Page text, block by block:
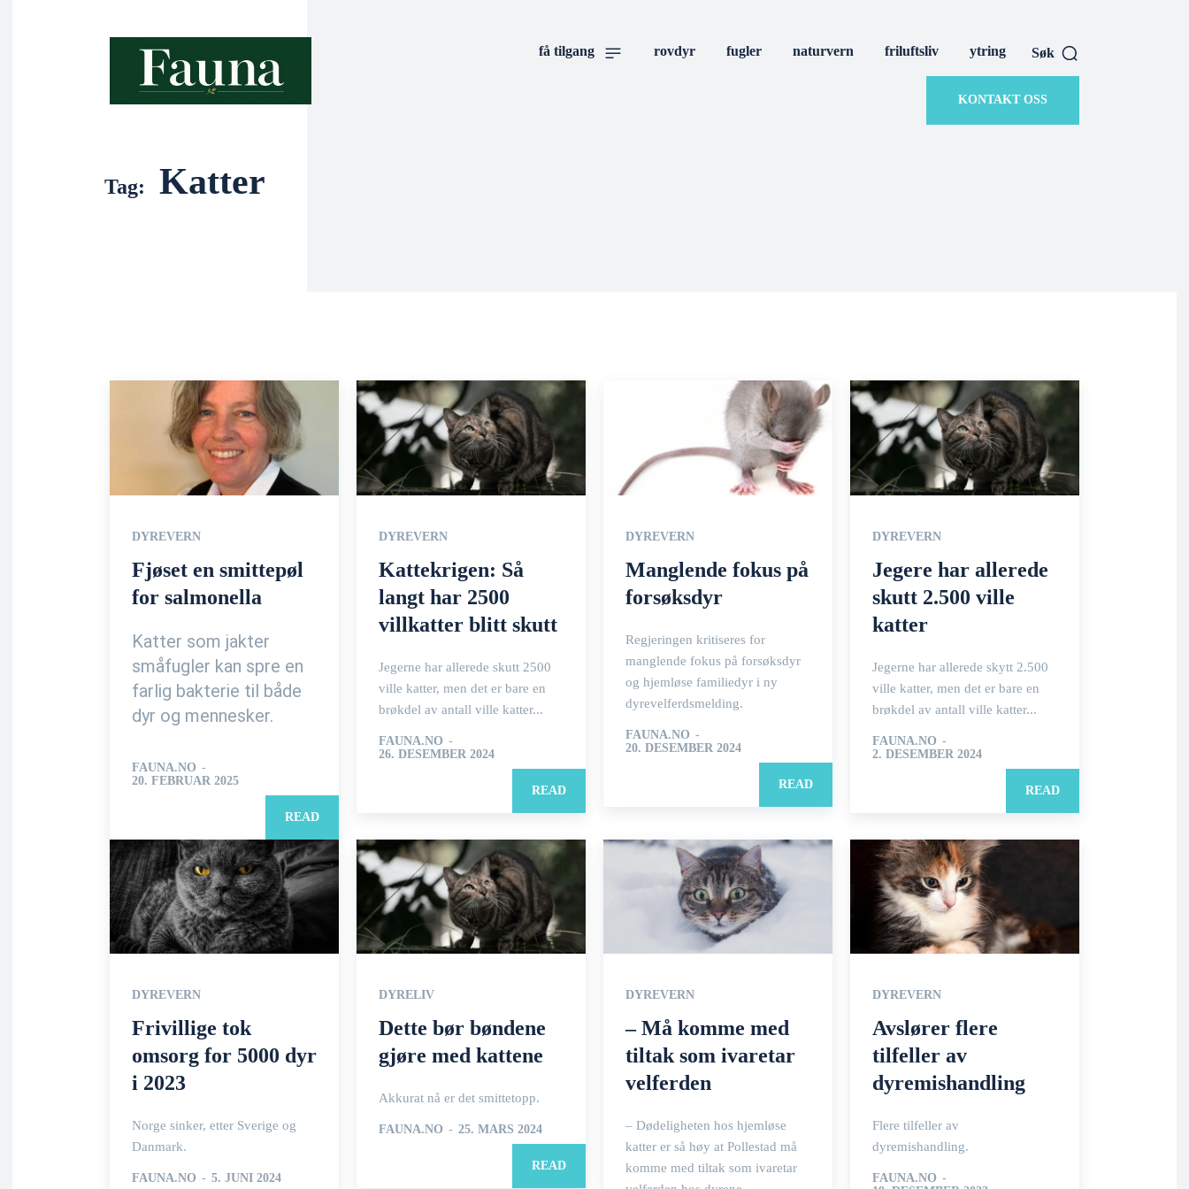
få tilgang rovdyr fugler naturvern friluftsliv ytring Søk
KONTAKT OSS
Tag: Katter
DYREVERN
Fjøset en smittepøl
for salmonella
Katter som jakter
småfugler kan spre en
farlig bakterie til både
dyr og mennesker.
FAUNA.NO -
20. FEBRUAR 2025
READ
DYREVERN
Kattekrigen: Så
langt har 2500
villkatter blitt skutt
Jegerne har allerede skutt 2500
ville katter, men det er bare en
brøkdel av antall ville katter...
FAUNA.NO -
26. DESEMBER 2024
READ
DYREVERN
Manglende fokus på
forsøksdyr
Regjeringen kritiseres for
manglende fokus på forsøksdyr
og hjemløse familiedyr i ny
dyrevelferdsmelding.
FAUNA.NO -
20. DESEMBER 2024
READ
DYREVERN
Jegere har allerede
skutt 2.500 ville
katter
Jegerne har allerede skytt 2.500
ville katter, men det er bare en
brøkdel av antall ville katter...
FAUNA.NO -
2. DESEMBER 2024
READ
DYREVERN
Frivillige tok
omsorg for 5000 dyr
i 2023
Norge sinker, etter Sverige og
Danmark.
FAUNA.NO - 5. JUNI 2024
DYRELIV
Dette bør bøndene
gjøre med kattene
Akkurat nå er det smittetopp.
FAUNA.NO - 25. MARS 2024
READ
DYREVERN
– Må komme med
tiltak som ivaretar
velferden
– Dødeligheten hos hjemløse
katter er så høy at Pollestad må
komme med tiltak som ivaretar
DYREVERN
Avslører flere
tilfeller av
dyremishandling
Flere tilfeller av
dyremishandling.
FAUNA.NO -